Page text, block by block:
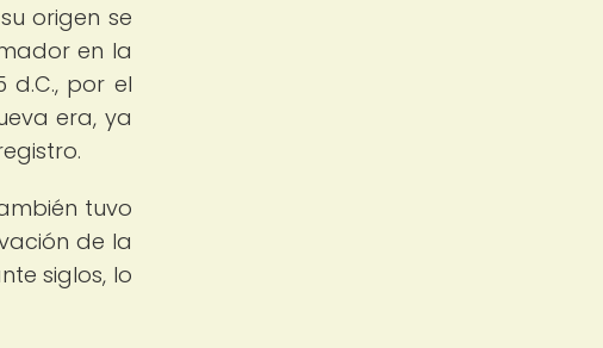
origen se
en la
d.C., por el
era, ya
tuvo
de la
siglos, lo